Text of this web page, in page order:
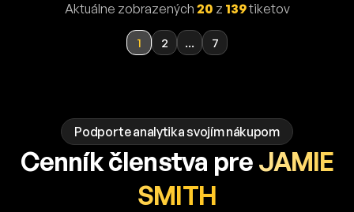
Aktuálne zobrazených 20 z 139tiketov
1 2 ... 7
Podporte analytika svojím nákupom
Cenník členstva pre JAMIE
SMITH